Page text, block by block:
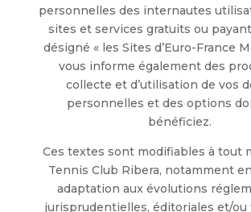
personnelles des internautes
sites et services gratuits ou
désigné « les Sites d’Euro-France
vous informe également des
collecte et d’utilisation de vos
personnelles et des options
bénéficiez.
Ces textes sont modifiables à tout
Tennis Club Ribera, notamment
adaptation aux évolutions
jurisprudentielles, éditoriales et/ou